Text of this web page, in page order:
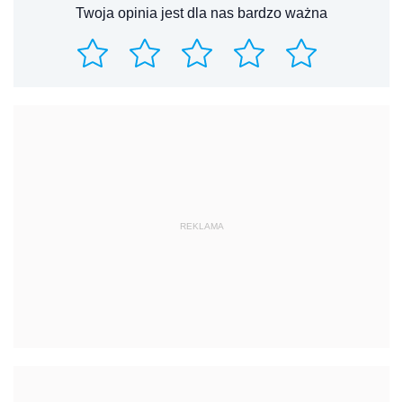
Twoja opinia jest dla nas bardzo ważna
REKLAMA